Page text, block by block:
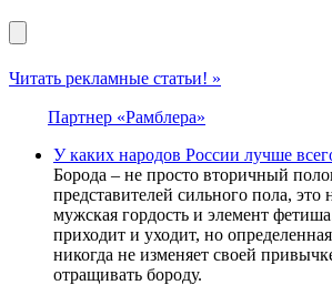
Читать рекламные статьи! »
Партнер «Рамблера»
У каких народов России лучше
Борода – не просто вторичный
представителей сильного пола, это
мужская гордость и элемент
приходит и уходит, но
никогда не изменяет своей
отращивать бороду.